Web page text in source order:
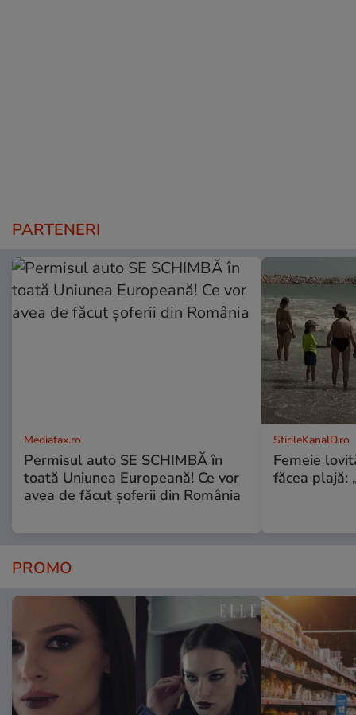
PARTENERI
Mediafax.ro
Permisul auto SE SCHIMBĂ în
toată Uniunea Europeană! Ce vor
avea de făcut șoferii din România
StirileKanalD.ro
Femeie
făcea plajă:
PROMO